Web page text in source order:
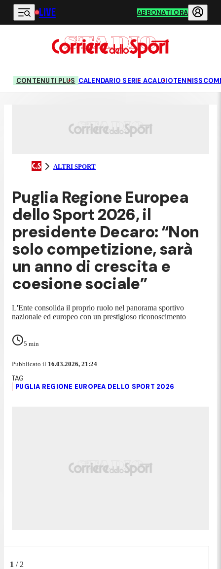
Vai al contenuto principale
LIVE ABBONATI ORA
CONTENUTI PLUS CALENDARIO SERIE ACALCIOTENNIS
ALTRI SPORT
Puglia Regione Europea
dello Sport 2026, il
presidente Decaro: “Non
solo competizione, sarà
un anno di crescita e
coesione sociale”
L'Ente consolida il proprio ruolo nel panorama sportivo
nazionale ed europeo con un prestigioso riconoscimento
5 min
Pubblicato il 16.03.2026, 21:24
PUGLIA REGIONE EUROPEA DELLO SPORT 2026
1 / 2